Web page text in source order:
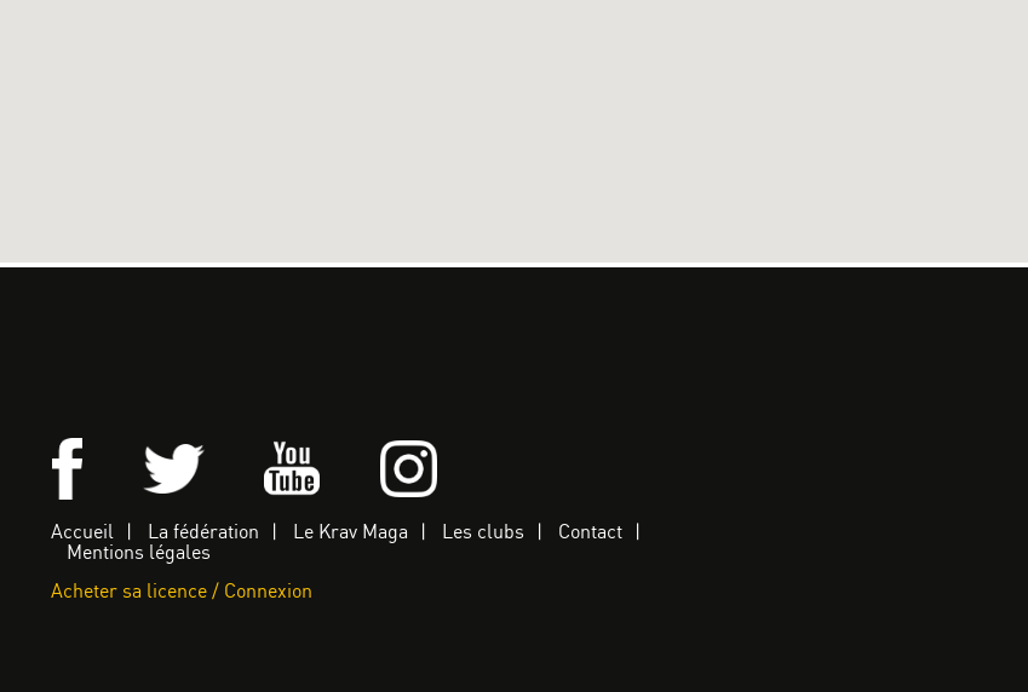
Accueil La fédération Le Krav Maga Les clubs
Contact
Mentions légales
Acheter sa licence / Connexion